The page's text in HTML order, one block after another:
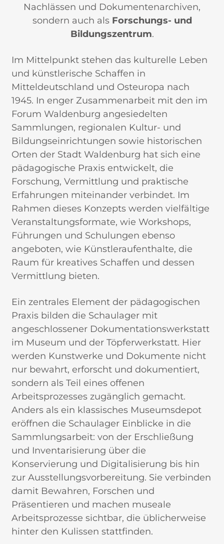
Nachlässen und Dokumentenarchiven,
sondern auch als Forschungs- und
Bildungszentrum.
Im Mittelpunkt stehen das kulturelle Leben
und künstlerische Schaffen in
Mitteldeutschland und Osteuropa nach
1945. In enger Zusammenarbeit mit den im
Forum Waldenburg angesiedelten
Sammlungen, regionalen Kultur- und
Bildungseinrichtungen sowie historischen
Orten der Stadt Waldenburg hat sich eine
pädagogische Praxis entwickelt, die
Forschung, Vermittlung und praktische
Erfahrungen miteinander verbindet. Im
Rahmen dieses Konzepts werden vielfältige
Veranstaltungsformate, wie Workshops,
Führungen und Schulungen ebenso
angeboten, wie Künstleraufenthalte, die
Raum für kreatives Schaffen und dessen
Vermittlung bieten.
Ein zentrales Element der pädagogischen
Praxis bilden die Schaulager mit
angeschlossener Dokumentationswerkstatt
im Museum und der Töpferwerkstatt. Hier
werden Kunstwerke und Dokumente nicht
nur bewahrt, erforscht und dokumentiert,
sondern als Teil eines offenen
Arbeitsprozesses zugänglich gemacht.
Anders als ein klassisches Museumsdepot
eröffnen die Schaulager Einblicke in die
Sammlungsarbeit: von der Erschließung
und Inventarisierung über die
Konservierung und Digitalisierung bis hin
zur Ausstellungsvorbereitung. Sie verbinden
damit Bewahren, Forschen und
Präsentieren und machen museale
Arbeitsprozesse sichtbar, die üblicherweise
hinter den Kulissen stattfinden.